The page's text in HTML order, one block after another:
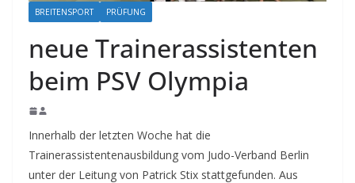
BREITENSPORT PRÜFUNG
neue Trainerassistenten
beim PSV Olympia
Innerhalb der letzten Woche hat die
Trainerassistentenausbildung vom Judo-Verband Berlin
unter der Leitung von Patrick Stix stattgefunden. Aus